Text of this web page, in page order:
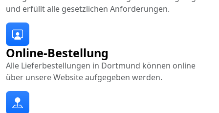
Online-Bestellung
Alle Lieferbestellungen in Dortmund können online
über unsere Website aufgegeben werden.
und erfüllt alle gesetzlichen Anforderungen.